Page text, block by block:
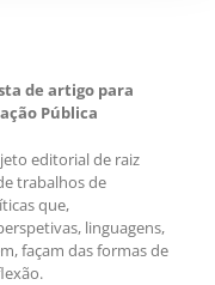
de artigo para
Pública
editorial de raiz
trabalhos de
que,
linguagens,
façam das formas de